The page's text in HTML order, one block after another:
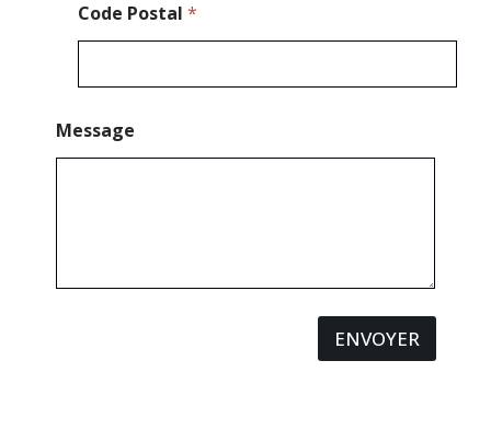
Code Postal *
Message
ENVOYER